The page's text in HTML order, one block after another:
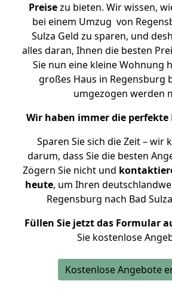
Preisezu bieten. Wir wissen,
bei einem Umzug von
Sulza Geld zu sparen, und
alles daran, Ihnen die besten
Sie nun eine kleine Wohnung
großes Haus in Regensburg
umgezogen werden
Wir haben immer die perfekte
Sparen Sie sich die Zeit – wir
darum, dass Sie die besten
Zögern Sie nicht und
heute, um Ihren
Regensburg nach Bad
Füllen Sie jetzt das Formular
Sie kostenlose
Kostenlose Angebote